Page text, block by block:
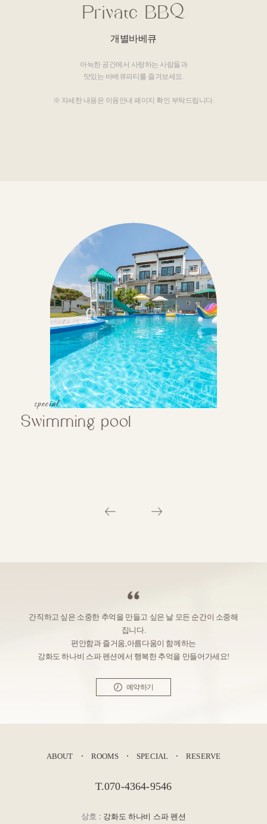
Private BBQ
개별바베큐
아늑한 공간에서 사랑하는 사람들과
맛있는 바베큐파티를 즐겨보세요.
※ 자세한 내용은 이용안내 페이지 확인 부탁드립니다.
special
Swimming pool
간직하고 싶은 소중한 추억을 만들고 싶은 날 모든 순간이 소중해
집니다.
편안함과 즐거움,아름다움이 함께하는
강화도 하나비 스파 펜션에서 행복한 추억을 만들어가세요!
예약하기
ABOUT ROOMS SPECIAL RESERVE
T.070-4364-9546
상호: 강화도 하나비 스파 펜션